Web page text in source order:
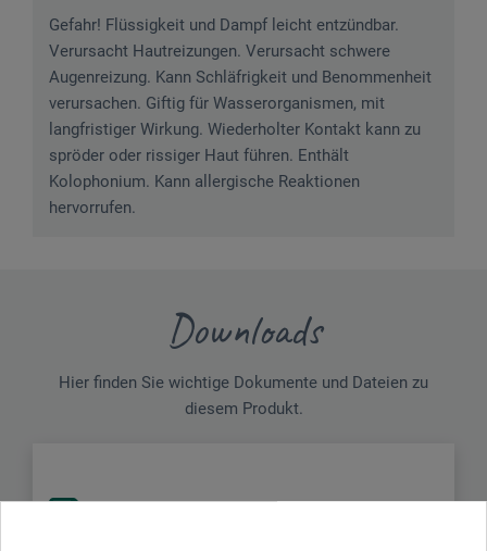
Gefahr! Flüssigkeit und Dampf leicht entzündbar.
Verursacht Hautreizungen. Verursacht schwere
Augenreizung. Kann Schläfrigkeit und Benommenheit
verursachen. Giftig für Wasserorganismen, mit
langfristiger Wirkung. Wiederholter Kontakt kann zu
spröder oder rissiger Haut führen. Enthält
Kolophonium. Kann allergische Reaktionen
hervorrufen.
Downloads
Hier finden Sie wichtige Dokumente und Dateien zu
diesem Produkt.